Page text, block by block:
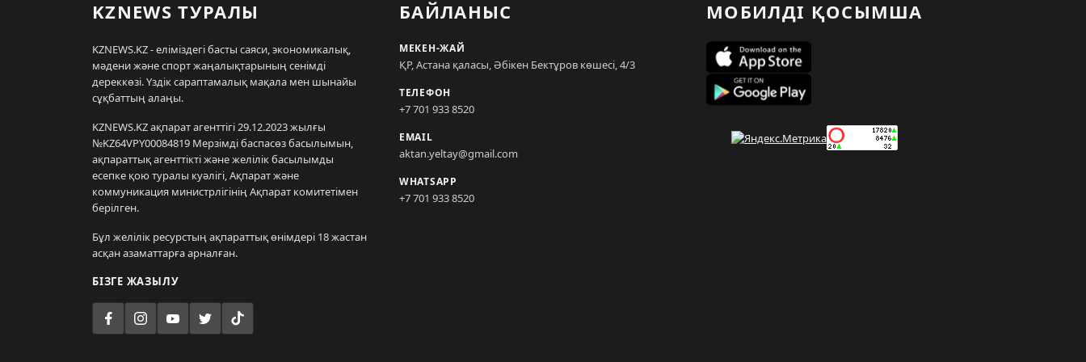
KZNEWS ТУРАЛЫ
KZNEWS.KZ - еліміздегі басты саяси, экономикалық,
мәдени және спорт жаңалықтарының сенімді
дереккөзі. Үздік сараптамалық мақала мен шынайы
сұқбаттың алаңы.
KZNEWS.KZ ақпарат агенттігі 29.12.2023 жылғы
№KZ64VPY00084819 Мерзімді баспасөз басылымын,
ақпараттық агенттікті және желілік басылымды
есепке қою туралы куәлігі, Ақпарат және
коммуникация министрлігінің Ақпарат комитетімен
берілген.
Бұл желілік ресурстың ақпараттық өнімдері 18 жастан
асқан азаматтарға арналған.
БІЗГЕ ЖАЗЫЛУ
БАЙЛАНЫС
МЕКЕН-ЖАЙ
ҚР, Астана қаласы, Әбікен Бектұров көшесі, 4/3
ТЕЛЕФОН
+7 701 933 8520
EMAIL
aktan.yeltay@gmail.com
WHATSAPP
+7 701 933 8520
МОБИЛДІ ҚОСЫМША